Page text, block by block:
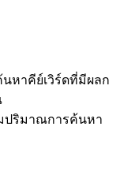
หาคีย์เวิร์ดที่มีผลก
ปริมาณการค้นหา